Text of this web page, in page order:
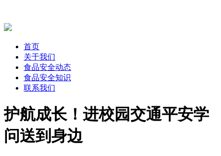
首页
关于我们
食品安全动态
食品安全知识
联系我们
护航成长！进校园交通平安学
问送到身边